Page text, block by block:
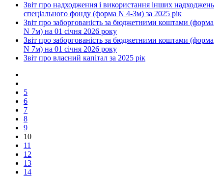
Звіт про надходження і використання інших надходжень
спеціального фонду (форма N 4-3м) за 2025 рік
Звіт про заборгованість за бюджетними коштами (форма
N 7м) на 01 січня 2026 року
Звіт про заборгованість за бюджетними коштами (форма
N 7м) на 01 січня 2026 року
Звіт про власний капітал за 2025 рік
5
6
7
8
9
10
11
12
13
14